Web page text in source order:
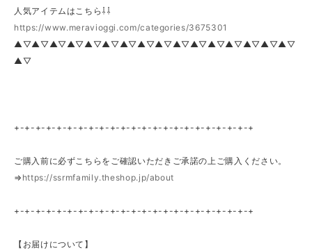
人気アイテムはこちら⇩⇩
https://www.meravioggi.com/categories/3675301
▲▽▲▽▲▽▲▽▲▽▲▽▲▽▲▽▲▽▲▽▲▽▲▽▲▽▲▽▲▽▲▽
▲▽
+-+-+-+-+-+-+-+-+-+-+-+-+-+-+-+-+-+-+-+-+-+-+
ご購入前に必ずこちらをご確認いただきご承諾の上ご購入ください。
⇒ https://ssrmfamily.theshop.jp/about
+-+-+-+-+-+-+-+-+-+-+-+-+-+-+-+-+-+-+-+-+-+-+
【お届けについて】